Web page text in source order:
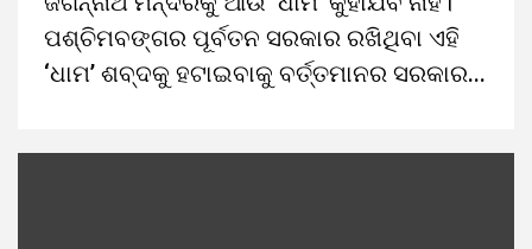
ପଶ୍ଚିମବଙ୍ଗର ପୂର୍ବତନ ସରକାର ରଖିଥିବା ଏହି
‘ଧାମ’ ଶବ୍ଦକୁ ହଟାଇବାକୁ ବର୍ତ୍ତମାନର ସରକାର...